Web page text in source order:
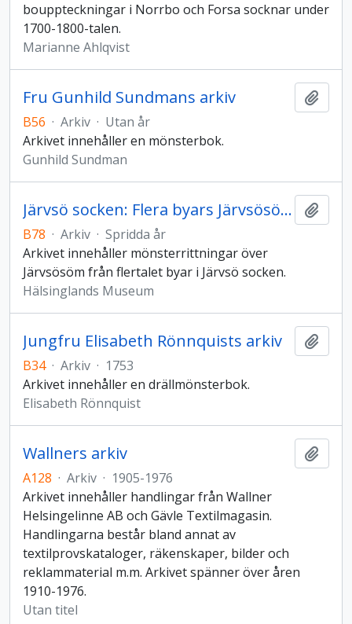
bouppteckningar i Norrbo och Forsa socknar under
1700-1800-talen.
Marianne Ahlqvist
Fru Gunhild Sundmans arkiv
B56 · Arkiv · Utan år
Arkivet innehåller en mönsterbok.
Gunhild Sundman
Järvsö socken: Flera byars Järvsösöm
B78 · Arkiv · Spridda år
Arkivet innehåller mönsterrittningar över
Järvsösöm från flertalet byar i Järvsö socken.
Hälsinglands Museum
Jungfru Elisabeth Rönnquists arkiv
B34 · Arkiv · 1753
Arkivet innehåller en drällmönsterbok.
Elisabeth Rönnquist
Wallners arkiv
A128 · Arkiv · 1905-1976
Arkivet innehåller handlingar från Wallner
Helsingelinne AB och Gävle Textilmagasin.
Handlingarna består bland annat av
textilprovskataloger, räkenskaper, bilder och
reklammaterial m.m. Arkivet spänner över åren
1910-1976.
Utan titel